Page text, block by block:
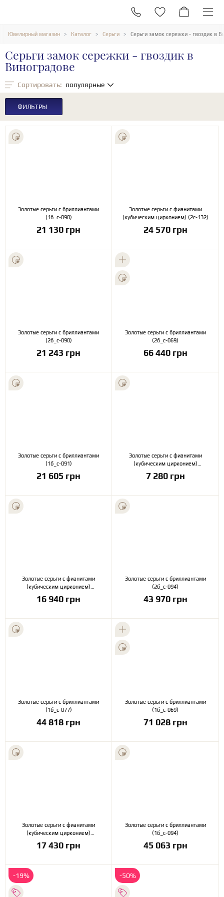
Ювелирный магазин Каталог Серьги Серьги замок сережки - гвоздик в
Серьги замок сережки - гвоздик в
Виноградове
Сортировать: популярные
ФИЛЬТРЫ
Золотые серьги с бриллиантами
(1б_с-090)
21 130 грн
Золотые серьги с фианитами
(кубическим цирконием) (2с-132)
24 570 грн
Золотые серьги с бриллиантами
(2б_с-090)
21 243 грн
Золотые серьги с бриллиантами
(2б_с-069)
66 440 грн
Золотые серьги с бриллиантами
(1б_с-091)
21 605 грн
Золотые серьги с фианитами
(кубическим цирконием)
7 280 грн
Золотые серьги с фианитами
(кубическим цирконием)
16 940 грн
Золотые серьги с бриллиантами
(2б_с-094)
43 970 грн
Золотые серьги с бриллиантами
(1б_с-077)
44 818 грн
Золотые серьги с бриллиантами
(1б_с-069)
71 028 грн
Золотые серьги с фианитами
(кубическим цирконием)
17 430 грн
Золотые серьги с бриллиантами
(1б_с-094)
45 063 грн
-19% -50%